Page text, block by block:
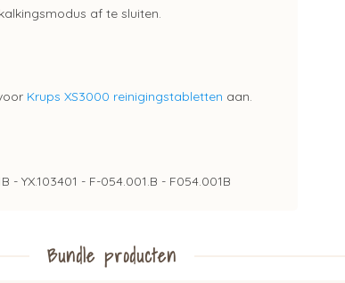
af te sluiten.
Krups XS3000 reinigingstabletten aan.
- YX.103401 - F-054.001.B - F054.001B
Bundle producten